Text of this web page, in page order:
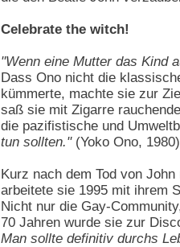
Celebrate the witch!
"Wenn eine Mutter das Kind
Dass Ono nicht die
kümmerte, machte sie zur
saß sie mit Zigarre
die pazifistische und
tun sollten."(Yoko Ono, 1980)
Kurz nach dem Tod von
arbeitete sie 1995 mit ihrem
Nicht nur die Gay-
70 Jahren wurde sie zur
Man sollte definitiv durchs